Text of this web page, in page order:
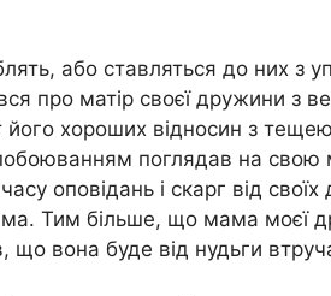
або ставляться до них з
про матір своєї дружини з
хороших відносин з тещею,
поглядав на
оповідань і скарг від своїх
Тим більше, що мама моєї
що вона буде від нудьги